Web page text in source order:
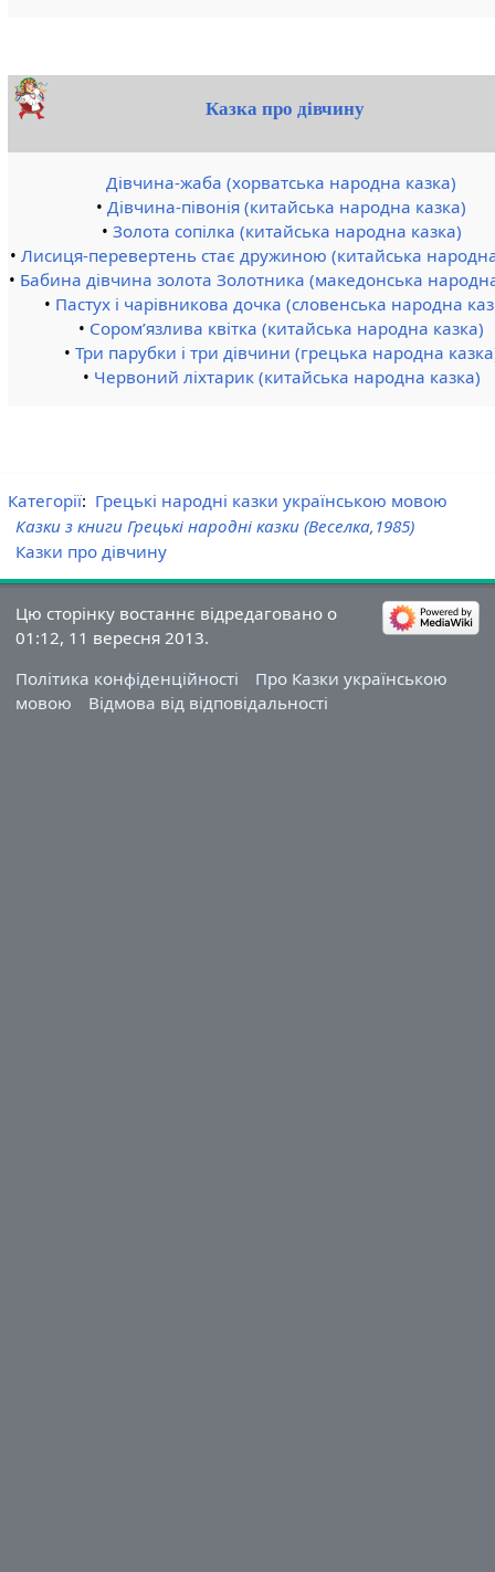
Казка про дівчину
Дівчина-жаба (хорватська народна казка)
•Дівчина-півонія (китайська народна казка)
• Золота сопілка (китайська народна казка)
• Лисиця-перевертень стає дружиною (китайська
• Бабина дівчина золота Золотника (македонська
• Пастух і чарівникова дочка (словенська народна
• Сором’язлива квітка (китайська народна казка)
• Три парубки і три дівчини (грецька народна
• Червоний ліхтарик (китайська народна казка)
Категорії: Грецькі народні казки українською мовою
Казки з книги Грецькі народні казки (Веселка,1985)
Казки про дівчину
Цю сторінку востаннє відредаговано о
01:12, 11 вересня 2013.
Політика конфіденційності
Про Казки українською
мовою
Відмова від відповідальності